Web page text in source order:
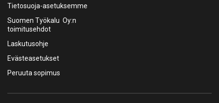
Tietosuoja-asetuksemme
Suomen Työkalu Oy:n
toimitusehdot
Laskutusohje
Evästeasetukset
Peruuta sopimus